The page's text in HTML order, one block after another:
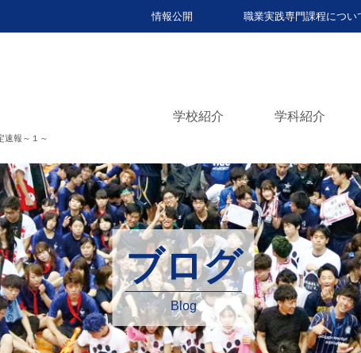
情報公開 職業実践専門課程につい
学校紹介 学科紹介
速報～１～
ブログ
Blog